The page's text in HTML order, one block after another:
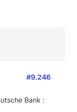
#9.246
Bank :